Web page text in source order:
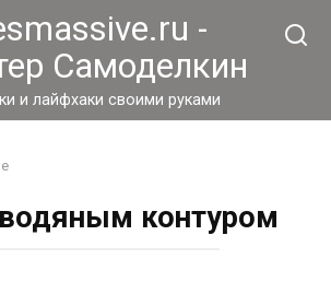
-
Самоделкин
и лайфхаки своими руками
контуром